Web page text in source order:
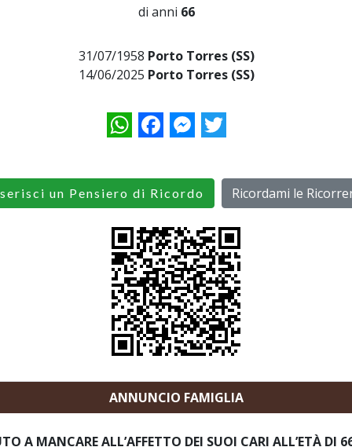
di anni 66
31/07/1958 Porto Torres (SS)
14/06/2025 Porto Torres (SS)
WhatsAppFacebookMessenger
Twitter
un Pensiero di Ricordo Ricordami le
ANNUNCIO FAMIGLIA
A MANCARE ALL’AFFETTO DEI SUOI CARI ALL’ETÀ DI